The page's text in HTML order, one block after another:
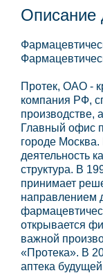
Описание
Протек, ОАО -
компания РФ,
производстве,
Главный офис
городе
деятельность
структура. В
принимает
направлением
открывается
важной
«Протека». В
аптека